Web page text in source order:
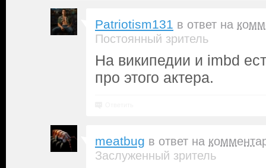
Patriotism131 в ответ на
Постоянный зритель
На википедии и imbd
про этого актера.
meatbug в ответ на
Заслуженный зритель